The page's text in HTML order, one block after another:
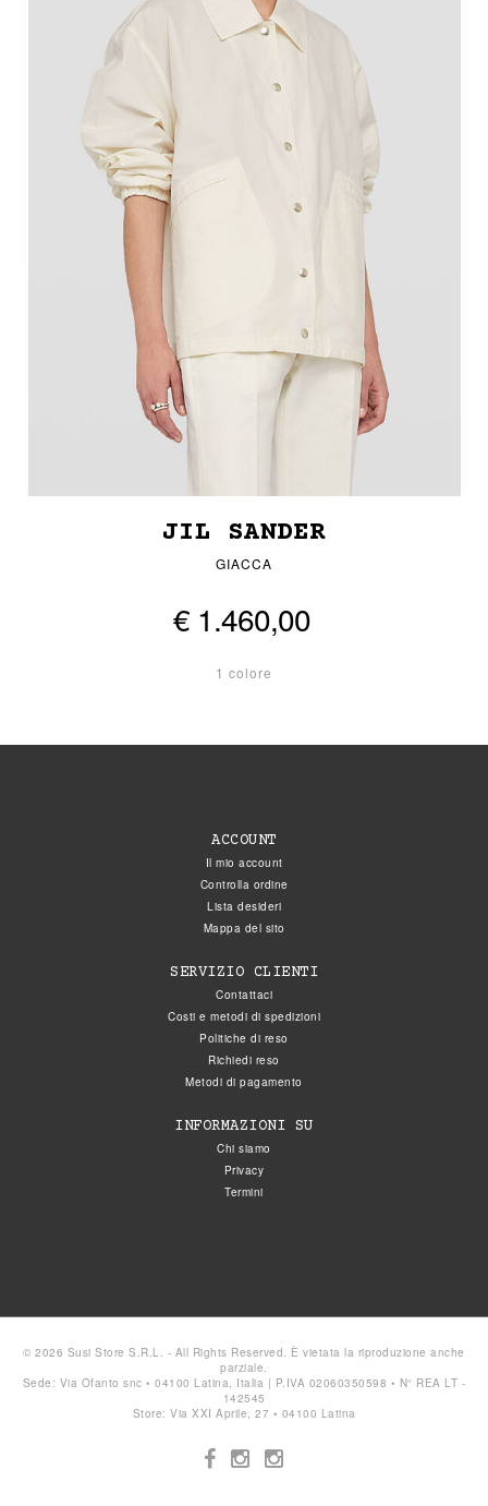
JIL SANDER
GIACCA
€ 1.460,00
1 colore
ACCOUNT
Il mio account
Controlla ordine
Lista desideri
Mappa del sito
SERVIZIO CLIENTI
Contattaci
Costi e metodi di spedizioni
Politiche di reso
Richiedi reso
Metodi di pagamento
INFORMAZIONI SU
Chi siamo
Privacy
Termini
© 2026 Susi Store S.R.L. - All Rights Reserved. È vietata la riproduzione anche
parziale.
Sede: Via Ofanto snc • 04100 Latina, Italia | P.IVA 02060350598 • N° REA LT -
142545
Store: Via XXI Aprile, 27 • 04100 Latina